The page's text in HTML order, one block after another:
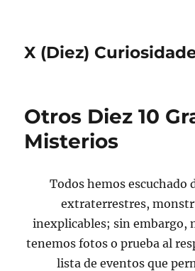
X (Diez)
Otros Diez 10
Misterios
Todos hemos escuchado
extraterrestres,
inexplicables; sin embargo,
tenemos fotos o prueba al
lista de eventos que